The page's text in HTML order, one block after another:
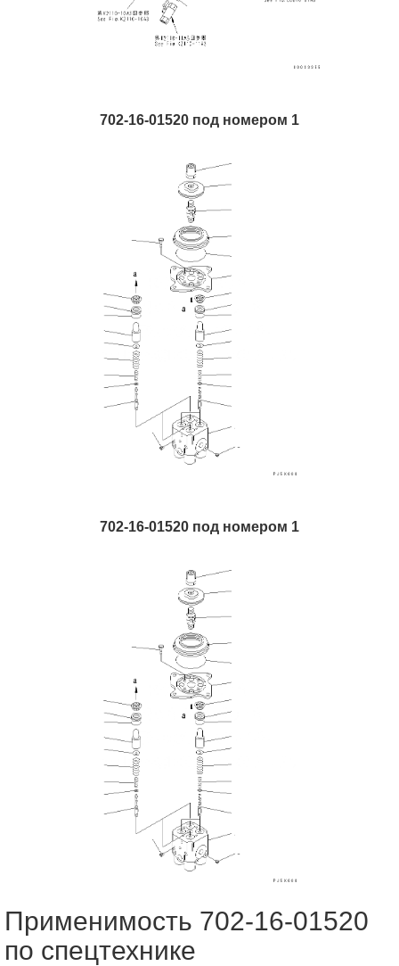
702-16-01520 под номером 1
702-16-01520 под номером 1
Применимость 702-16-01520
по спецтехнике